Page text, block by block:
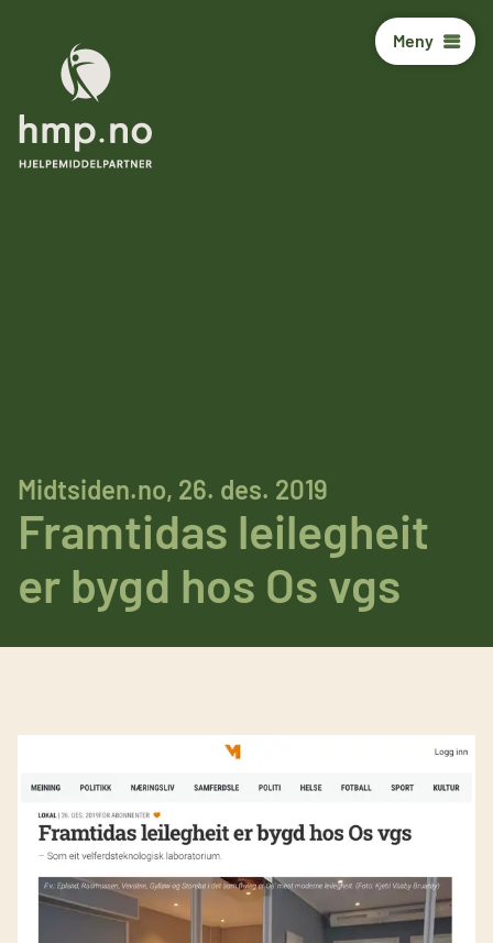
Meny
Midtsiden.no, 26. des. 2019
Framtidas leilegheit
er bygd hos Os vgs